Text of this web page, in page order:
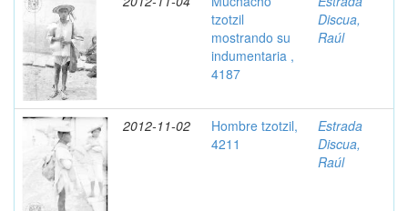
tzotzil
mostrando su
indumentaria ,
4187
Discua,
Raúl
2012-11-02
Hombre tzotzil,
4211
Estrada
Discua,
Raúl